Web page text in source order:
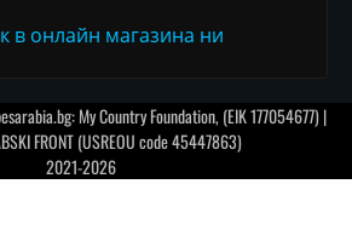
в онлайн магазина ни
My Country Foundation, (EIK 177054677) |
FRONT (USREOU code 45447863)
2021-2026